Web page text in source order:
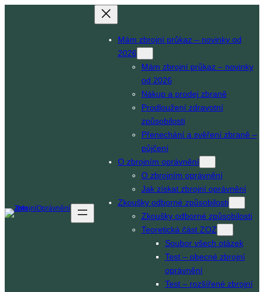
Mám zbrojní průkaz – novinky od
2026
Mám zbrojní průkaz – novinky
od 2026
Nákup a prodej zbraně
Prodloužení zdravotní
způsobilosti
Přenechání a svěření zbraně –
půjčení
O zbrojním oprávnění
O zbrojním oprávnění
Jak získat zbrojní oprávnění
Zkoušky odborné způsobilosti
Zkoušky odborné způsobilosti
Teoretická část ZOZ
Soubor všech otázek
Test – obecné zbrojní
oprávnění
Test – rozšířené zbrojní